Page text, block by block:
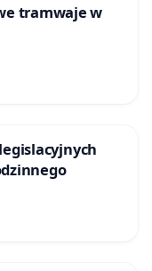
tramwaje w